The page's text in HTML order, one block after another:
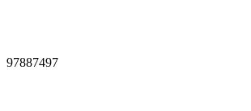
97887497